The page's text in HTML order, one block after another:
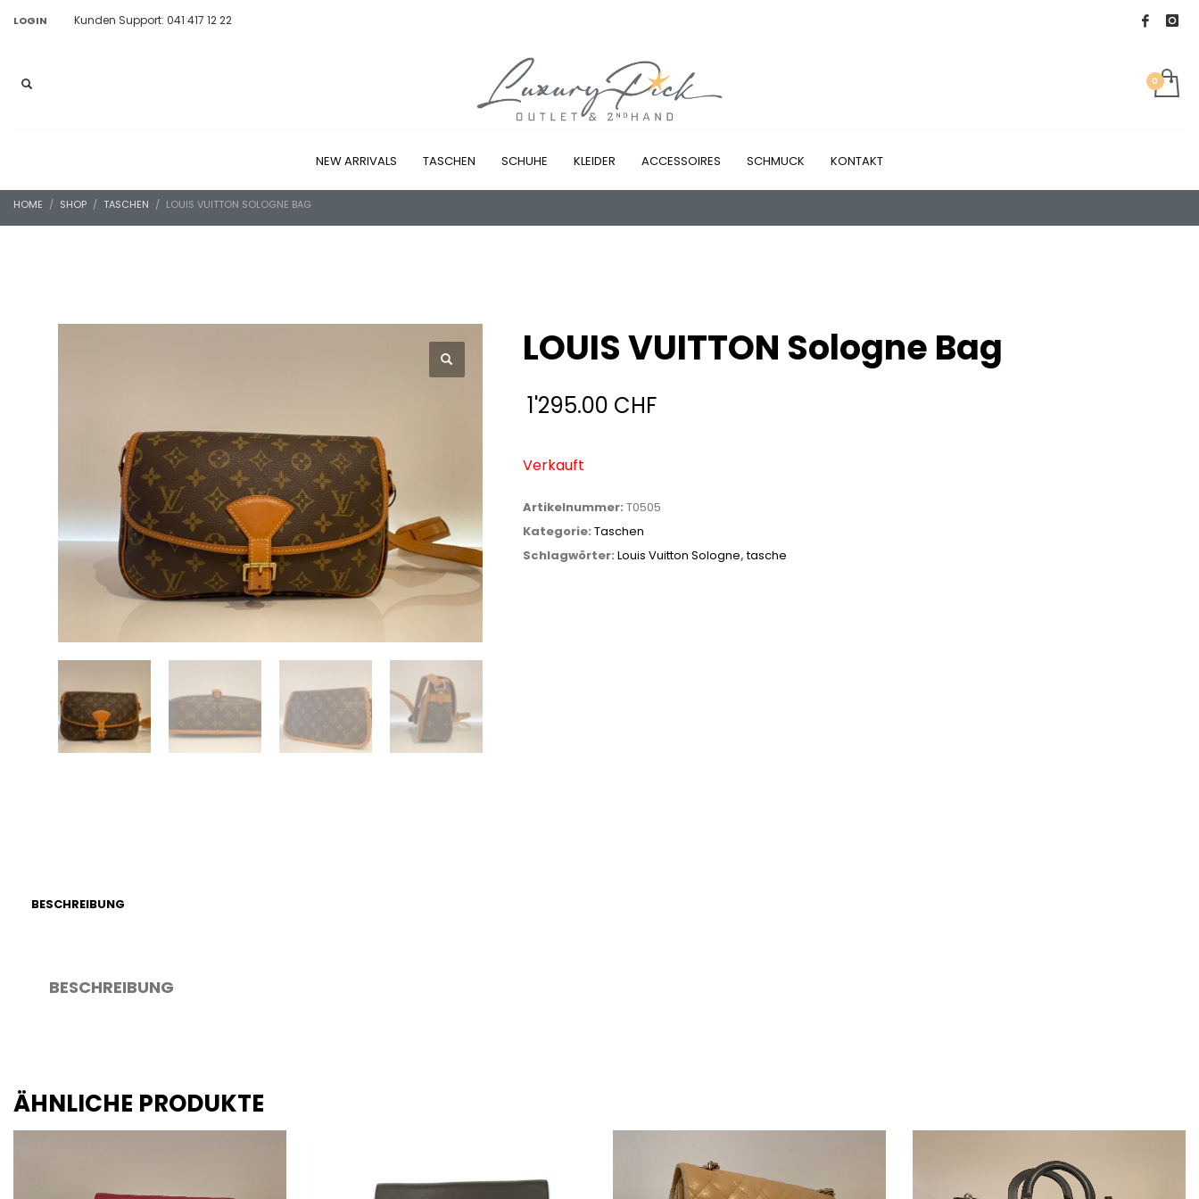
LOGIN Kunden Support: 041 417 12 22
NEW ARRIVALS TASCHEN SCHUHE KLEIDER ACCESSOIRES SCHMUCK KONTAKT
HOME SHOP TASCHEN LOUIS VUITTON SOLOGNE BAG
LOUIS VUITTON Sologne Bag
1'295.00 CHF
Verkauft
Artikelnummer: T0505
Kategorie: Taschen
Schlagwörter: Louis Vuitton Sologne,tasche
BESCHREIBUNG
BESCHREIBUNG
ÄHNLICHE PRODUKTE